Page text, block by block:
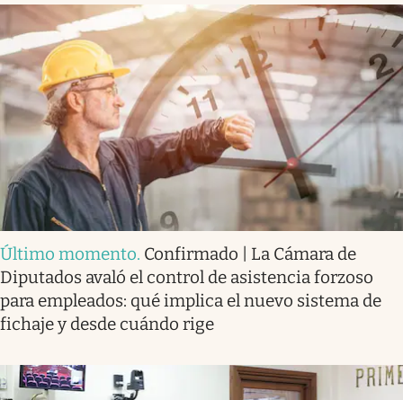
Último momento. Confirmado | La Cámara de
Diputados avaló el control de asistencia forzoso
para empleados: qué implica el nuevo sistema de
fichaje y desde cuándo rige